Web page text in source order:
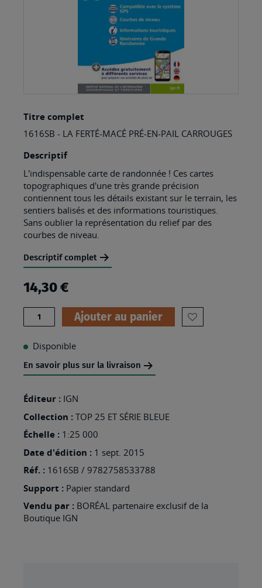
to
the
beginning
of
the
images
gallery
Titre complet
1616SB - LA FERTÉ-MACÉ PRÉ-EN-PAIL CARROUGES
Descriptif
L'indispensable carte de randonnée ! Ces cartes
topographiques d'une très grande précision
contiennent tous les détails existant sur le terrain, les
sentiers balisés et des informations touristiques.
Sans oublier la représentation du relief par des
courbes de niveau.
Descriptif complet
14,30 €
Quantité Ajouter au panier
AJOUTER
MACÉ
Disponible
En savoir plus sur la livraison
Éditeur : IGN
Collection : TOP 25 ET SÉRIE BLEUE
Échelle : 1:25 000
Date d'édition : 1 sept. 2015
Réf. : 1616SB / 9782758533788
Support : Papier standard
Vendu par : BORÉAL partenaire exclusif de la
Boutique IGN